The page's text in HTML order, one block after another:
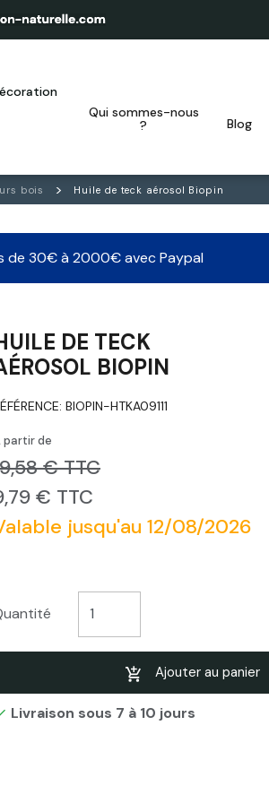
qui sommes-nous
?
blog
bois Huile de teck aérosol Biopin
de 30€ à 2000€ avec Paypal
DE TECK
BIOPIN
BIOPIN-HTKA09111
partir de
€ TTC
€ TTC
jusqu'au 12/08/2026
Ajouter au panier
Livraison sous 7 à 10 jours